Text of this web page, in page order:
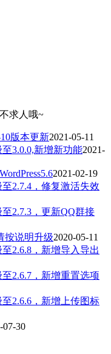
求人哦~
版本更新2021-05-11
至3.0.0,新增新功能2021-
2021-02-19
至2.7.4，修复激活失效
至2.7.3，更新QQ群接
按说明升级2020-05-11
至2.6.8，新增导入导出
至2.6.7，新增重置选项
至2.6.6，新增上传图标
07-30